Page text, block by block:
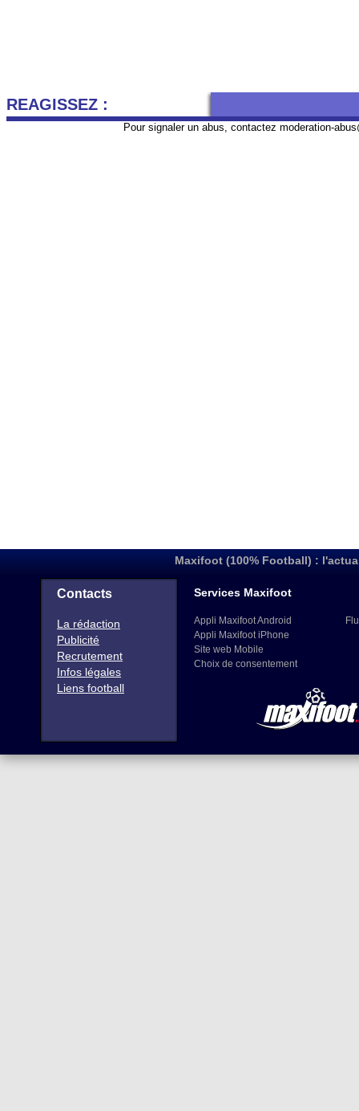
REAGISSEZ :
Pour signaler un abus, contactez moderation-
Maxifoot (100% Football) :
Contacts
La rédaction
Publicité
Recrutement
Infos légales
Liens football
Services Maxifoot
Appli Maxifoot Android
Appli Maxifoot iPhone
Site web Mobile
Choix de consentement